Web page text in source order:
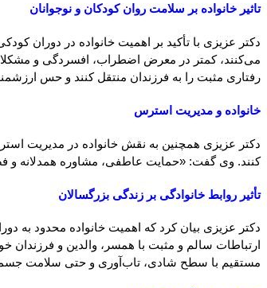
تاثیر خانواده بر سلامت روان کودکان و نوجوانان
دکتر عزیزی با تأکید بر اهمیت خانواده در دوران
می‌کنند، کمتر در معرض اضطراب، افسردگی و مشکلات
رفتاری مثبت را به فرزندان منتقل کنند و حس
خانواده و مدیریت استرس
دکتر عزیزی همچنین به نقش خانواده در مدیریت
کنند. وی گفت: «حمایت عاطفی، مشاوره همدلانه و
تأثیر روابط خانوادگی بر زندگی بزرگسالان
دکتر عزیزی بیان کرد که اهمیت خانواده محدود به
ارتباطات سالم و مثبت با همسر، والدین و فرزندان
مستقیم با سطح شادی، تاب‌آوری و حتی سلامت